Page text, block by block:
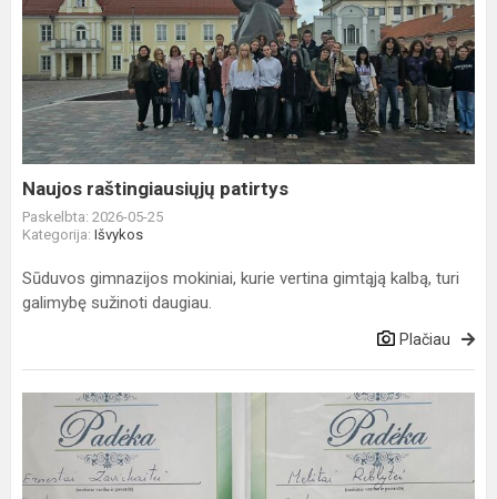
raštingiausiųjų
patirtys
Naujos raštingiausiųjų patirtys
Paskelbta: 2026-05-25
Kategorija: Išvykos
Sūduvos gimnazijos mokiniai, kurie vertina gimtąją kalbą, turi
galimybę sužinoti daugiau.
Plačiau
Istorija,
gimusi
anglų
kalba: